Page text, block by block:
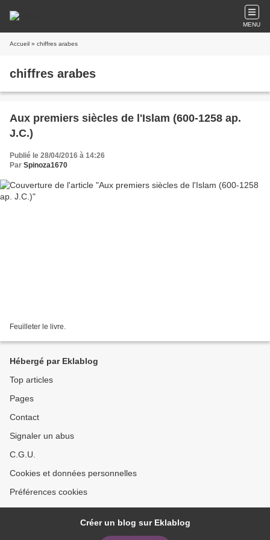
MENU
Accueil » chiffres arabes
chiffres arabes
Aux premiers siècles de l'Islam (600-1258 ap.
J.C.)
Publié le 28/04/2016 à 14:26
Par Spinoza1670
Feuilleter le livre.
Hébergé par Eklablog
Top articles
Pages
Contact
Signaler un abus
C.G.U.
Cookies et données personnelles
Préférences cookies
Créer un blog sur Eklablog